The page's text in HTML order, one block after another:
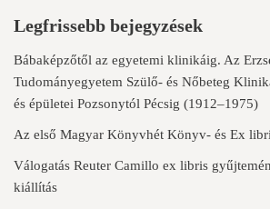
Legfrissebb bejegyzések
Bábaképzőtől az egyetemi klinikáig. Az
Tudományegyetem Szülő- és Nőbeteg
és épületei Pozsonytól Pécsig (1912–1975)
Az első Magyar Könyvhét Könyv- és Ex
Válogatás Reuter Camillo ex libris
kiállítás